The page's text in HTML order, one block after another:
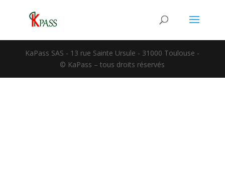
KaPass SAS - 13 rue Sainte Ursule - 31000 Toulouse -
© KaPass – tous droits réservés